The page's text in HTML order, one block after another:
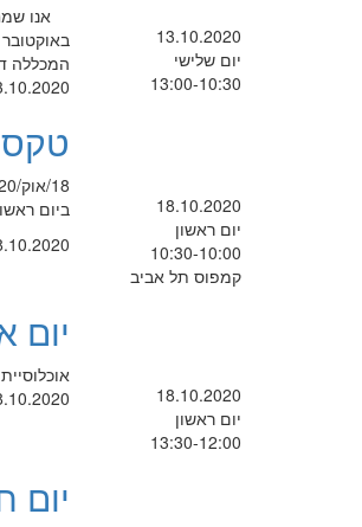
13.10.2020
יום שלישי
13:00-10:30
המכללה
13.10.2020 בשעה
18.10.2020
יום ראשון
10:30-10:00
קמפוס תל אביב
18/אוק/2020 @ 10:00 - 10:30 -
ביום ראשון 18 באוקטובר 2020 בשעה
18.10.2020 בשעה
18.10.2020
יום ראשון
13:30-12:00
יום
18.10.2020 בשעה
יום